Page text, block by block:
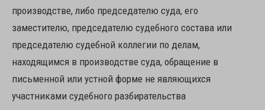
производстве, либо председателю суда, его
заместителю, председателю судебного состава или
председателю судебной коллегии по делам,
находящимся в производстве суда, обращение в
письменной или устной форме не являющихся
участниками судебного разбирательства